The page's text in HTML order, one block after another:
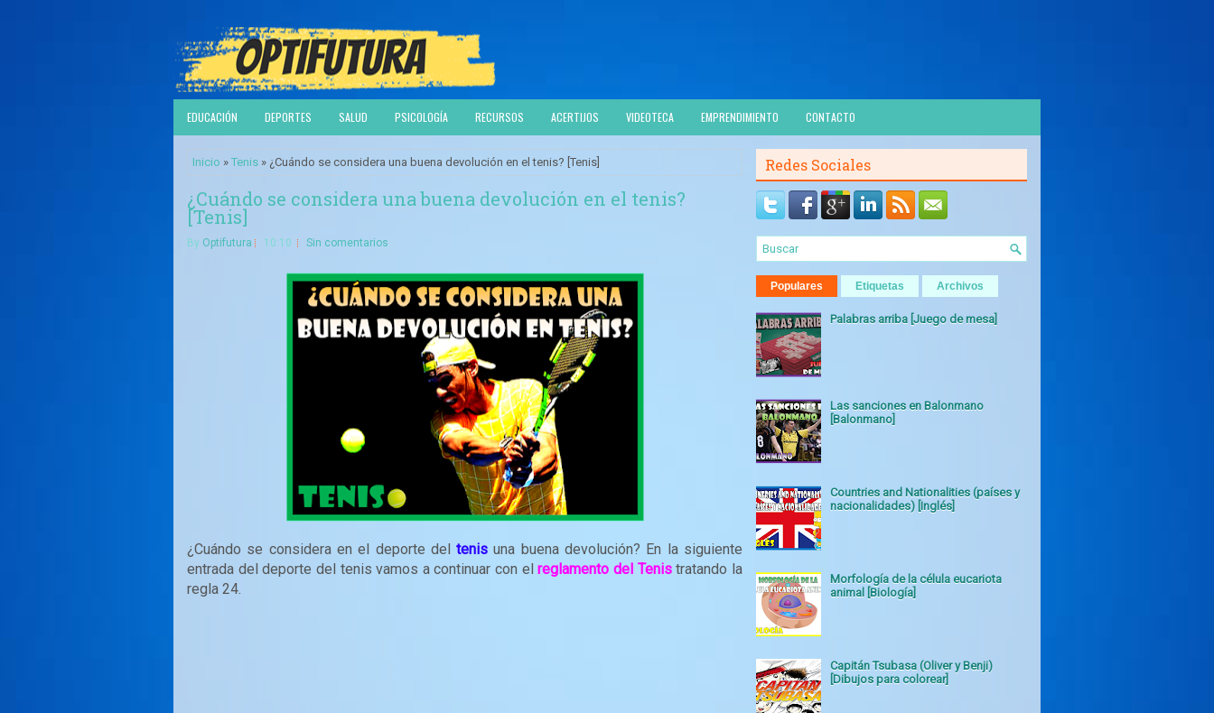
EDUCACIÓN DEPORTES SALUD PSICOLOGÍA RECURSOS ACERTIJOS VIDEOTECA EMPRENDIMIENTO CONTACTO
Inicio » Tenis » ¿Cuándo se considera una buena devolución en el tenis? [Tenis]
¿Cuándo se considera una buena devolución en el tenis?
[Tenis]
By Optifutura 10:10 Sin comentarios
¿Cuándo se considera en el deporte deltenisuna buena devolución? En la siguiente
entrada del deporte del tenis vamos a continuar con elreglamento del Tenistratando la
regla 24.
Redes Sociales
Populares Etiquetas Archivos
Palabras arriba [Juego de mesa]
Las sanciones en Balonmano
[Balonmano]
Countries and Nationalities (países y
nacionalidades) [Inglés]
Morfología de la célula eucariota
animal [Biología]
Capitán Tsubasa (Oliver y Benji)
[Dibujos para colorear]